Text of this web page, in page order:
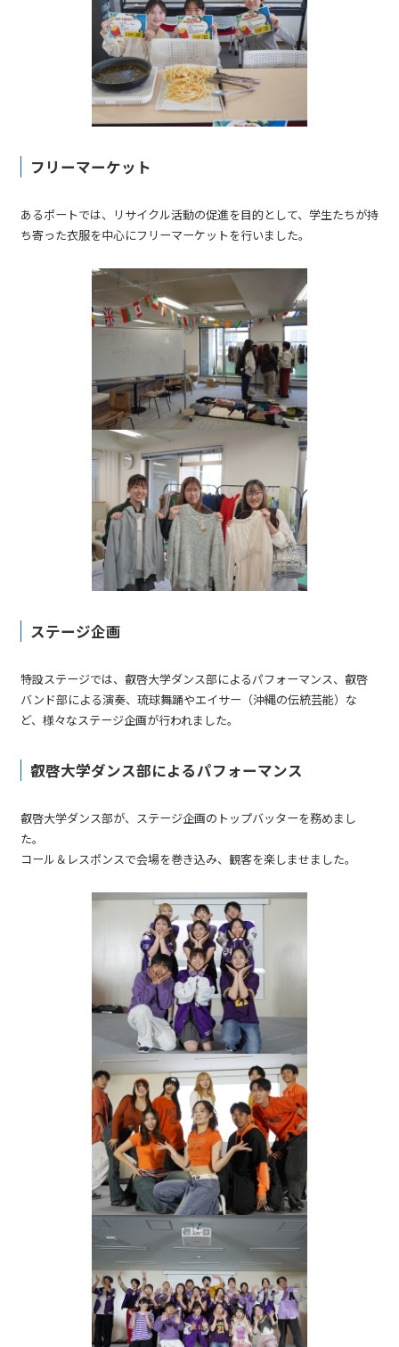
フリーマーケット
あるポートでは、リサイクル活動の促進を目的として、学生たちが持
ち寄った衣服を中心にフリーマーケットを行いました。
ステージ企画
特設ステージでは、叡啓大学ダンス部によるパフォーマンス、叡啓
バンド部による演奏、琉球舞踊やエイサー（沖縄の伝統芸能）な
ど、様々なステージ企画が行われました。
叡啓大学ダンス部によるパフォーマンス
叡啓大学ダンス部が、ステージ企画のトップバッターを務めまし
た。
コール＆レスポンスで会場を巻き込み、観客を楽しませました。